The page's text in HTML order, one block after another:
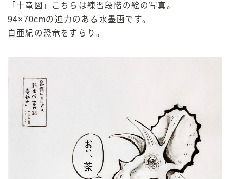
「十竜図」こちらは練習段階の絵の写真。
94×70cmの迫力のある水墨画です。
白亜紀の恐竜をずらり。